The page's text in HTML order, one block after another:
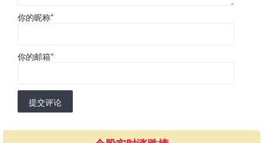
你的昵称*
你的邮箱*
提交评论